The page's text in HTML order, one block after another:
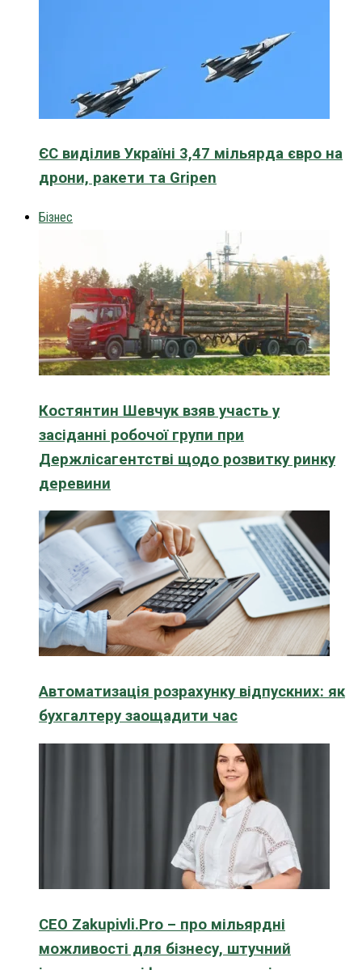
ЄС виділив Україні 3,47 мільярда євро на
дрони, ракети та Gripen
Бізнес
Костянтин Шевчук взяв участь у
засіданні робочої групи при
Держлісагентстві щодо розвитку ринку
деревини
Автоматизація розрахунку відпускних: як
бухгалтеру заощадити час
CEO Zakupivli.Pro – про мільярдні
можливості для бізнесу, штучний